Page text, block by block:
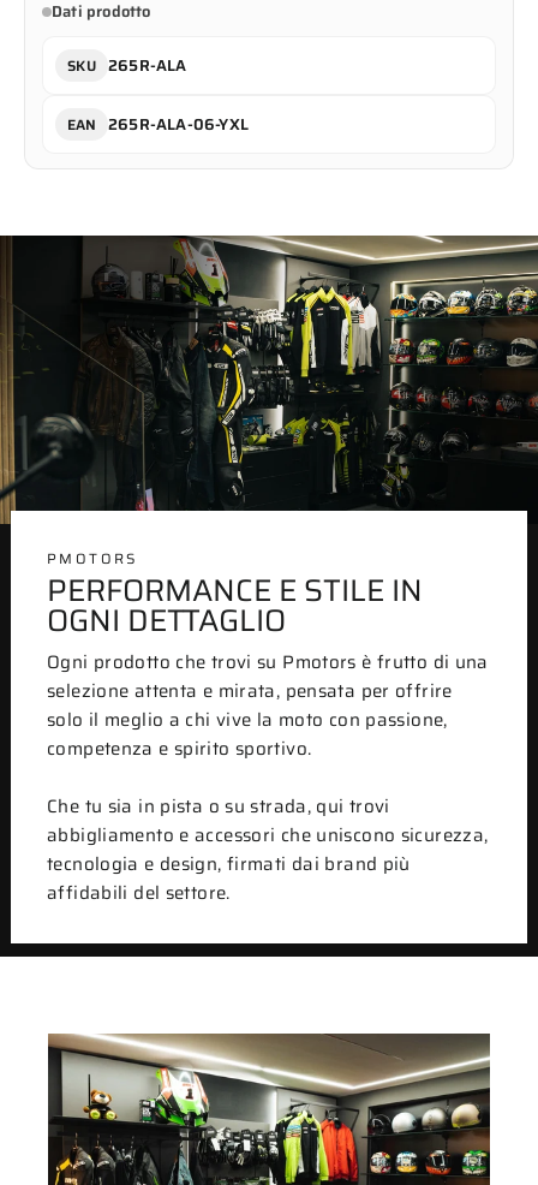
Dati prodotto
SKU 265R-ALA
EAN 265R-ALA-06-YXL
PMOTORS
PERFORMANCE E STILE IN
OGNI DETTAGLIO
Ogni prodotto che trovi su Pmotors è frutto di una
selezione attenta e mirata, pensata per offrire
solo il meglio a chi vive la moto con passione,
competenza e spirito sportivo.
Che tu sia in pista o su strada, qui trovi
abbigliamento e accessori che uniscono sicurezza,
tecnologia e design, firmati dai brand più
affidabili del settore.